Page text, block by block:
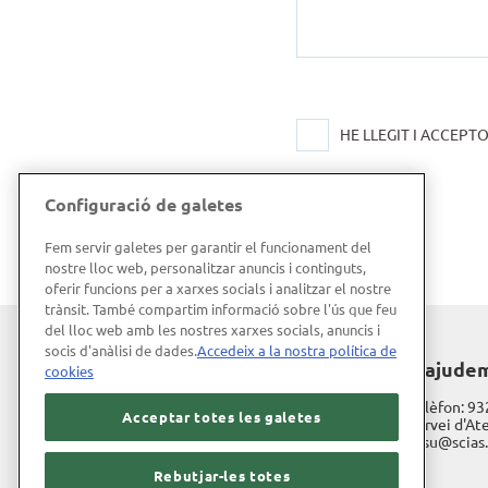
HE LLEGIT I
Hospital de Barcelona
08034 Barcelona
Treballa amb nosaltres
Telèfon:
Servei
Configuració de galetes
Fem servir galetes per garantir el funcionament del
nostre lloc web, personalitzar anuncis i continguts,
oferir funcions per a xarxes socials i analitzar el nostre
trànsit. També compartim informació sobre l'ús que feu
del lloc web amb les nostres xarxes socials, anuncis i
socis d'anàlisi de dades.Accedeix a la nostra política de
cookies
Acceptar totes les galetes
Rebutjar-les totes